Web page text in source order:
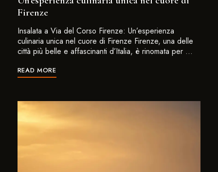
Firenze
Insalata a Via del Corso Firenze: Un’esperienza
culinaria unica nel cuore di Firenze Firenze, una delle
città più belle e affascinanti d’Italia, è rinomata per …
READ MORE